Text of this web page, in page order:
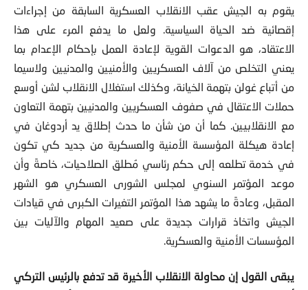
يقوم به الجيش عقب الانقلاب العسكرية السابقة من إجراءات
إقصائية ضد الحياة السياسية. ولعل ما يدفع المرء على هذا
الاعتقاد، هو الدعوات القوية لإعادة العمل بإحكام الإعدام بما
يعني التخلص من آلاف العسكريين والأمنيين والمدنيين ولاسيما
من أتباع غولن بتهمة الخيانة، وكذلك استغلال الانقلاب لشن أوسع
حملات الاعتقال في صفوف العسكريين والمدنيين بتهمة التعاون
مع الانقلابيين. كما أن من شأن ما حدث إطلاق يد أردوغان في
إعادة هيكلة المؤسسة الأمنية والعسكرية من جديد كي تكون
في خدمة تطلعه إلى حكم رئاسي مُطلق الصلاحيات، خاصةً وأن
موعد المؤتمر السنوي لمجلس الشورى العسكري هو الشهر
المقبل، وعادةً ما يشهد هذا المؤتمر التغيرات الكبرى في قيادات
الجيش واتخاذ قرارات جديدة على صعيد المهام والآليات بين
المؤسسات الأمنية والعسكرية.
يبقى القول إن محاولة الانقلاب الأخيرة قد تدفع بالرئيس التركي